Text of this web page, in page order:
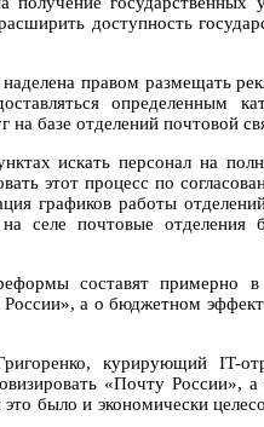
доступность
правом размещать
определенным
базе отделений почтовой
искать персонал на
этот процесс по
графиков работы
селе почтовые отделения
составят
а о бюджетном
курирующий IT-
«Почту России», а
было и экономически